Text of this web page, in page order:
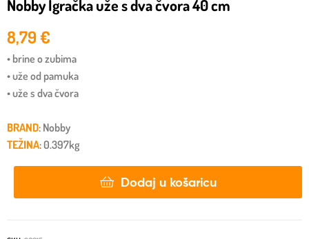
Nobby Igračka uže s dva čvora 40 cm
8,79€
• brine o zubima
• uže od pamuka
• uže s dva čvora
BRAND: Nobby
TEŽINA: 0.397kg
Dodaj u košaricu